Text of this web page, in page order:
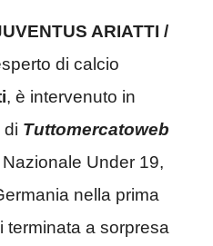
ARIATTI /
di calcio
, è intervenuto in
di Tuttomercatoweb
Under 19,
nella prima
terminata a sorpresa